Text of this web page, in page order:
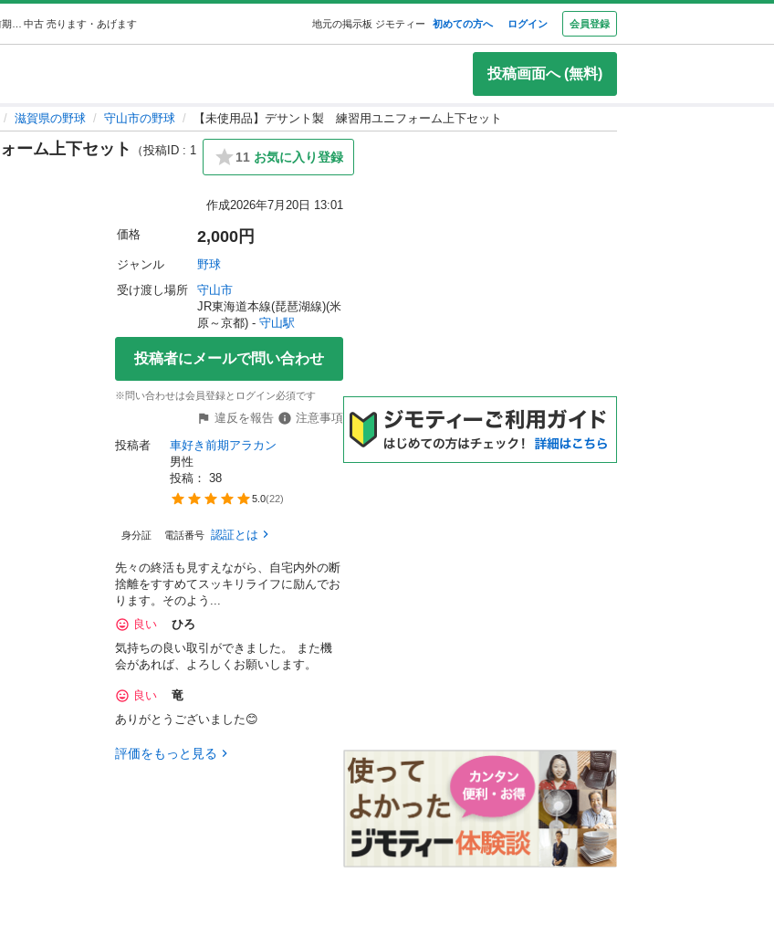
中古 売ります・あげます 地元の掲示板 ジモティー 初めての方へ ログイン 会員登録
投稿画面へ (無料)
滋賀県の野球 守山市の野球 【未使用品】デサント製 練習用ユニフォーム上下セット
ーム上下セット
（投稿ID : 1
11 お気に入り登録
作成2026年7月20日 13:01
価格 2,000円
ジャンル
野球
受け渡し場所
守山市
JR東海道本線(琵琶湖線)(米
原～京都) - 守山駅
投稿者にメールで問い合わせ
※問い合わせは会員登録とログイン必須です
違反を報告
注意事項
投稿者
車好き前期アラカン
男性
投稿： 38
5.0(22)
身分証 電話番号 認証とは
先々の終活も見すえながら、自宅内外の断
捨離をすすめてスッキリライフに励んでお
ります。そのよう...
良い
ひろ
気持ちの良い取引ができました。 また機
会があれば、よろしくお願いします。
良い
竜
ありがとうございました😊
評価をもっと見る